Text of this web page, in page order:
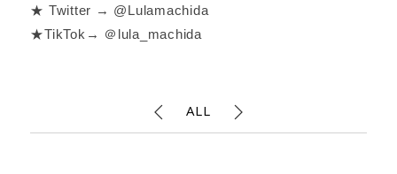
★ Twitter → @Lulamachida
★TikTok→ ＠lula_machida
ALL